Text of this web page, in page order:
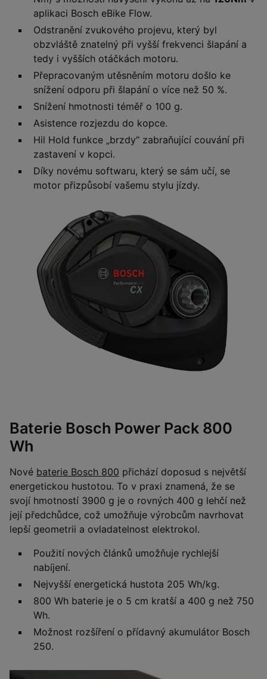
aplikaci Bosch eBike Flow.
Odstranění zvukového projevu, který byl
obzvláště znatelný při vyšší frekvenci šlapání a
tedy i vyšších otáčkách motoru.
Přepracovaným utěsněním motoru došlo ke
snížení odporu při šlapání o více než 50 %.
Snížení hmotnosti téměř o 100 g.
Asistence rozjezdu do kopce.
Hil Hold funkce „brzdy“ zabraňující couvání při
zastavení v kopci.
Díky novému softwaru, který se sám učí, se
motor přizpůsobí vašemu stylu jízdy.
Baterie Bosch Power Pack 800
Wh
Nové baterie Bosch 800 přichází doposud s největší
energetickou hustotou. To v praxi znamená, že se
svojí hmotností 3900 g je o rovných 400 g lehčí než
její předchůdce, což umožňuje výrobcům navrhovat
lepší geometrii a ovladatelnost elektrokol.
Použití nových článků umožňuje rychlejší
nabíjení.
Nejvyšší energetická hustota 205 Wh/kg.
800 Wh baterie je o 5 cm kratší a 400 g než 750
Wh.
Možnost rozšíření o přídavný akumulátor Bosch
250.